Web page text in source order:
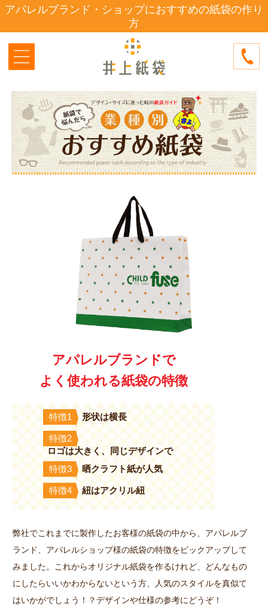
アパレルブランド・ショップにおすすめの紙袋の作り
方
アパレルブランドで
よく使われる紙袋の特徴
特徴1 形状は横長
特徴2
ロゴは大きく、同じデザインで
特徴3 晒クラフト紙が人気
特徴4 紐はアクリル紐
弊社でこれまでに製作したお客様の紙袋の中から、アパレルブ
ランド、アパレルショップ様の紙袋の特徴をピックアップして
みました。これからオリジナル紙袋を作るけれど、どんなもの
にしたらいいかわからないという方、人気のスタイルを真似て
はいかがでしょう！？デザインや仕様の参考にどうぞ！